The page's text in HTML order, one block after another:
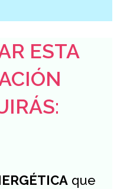
ESTA
que